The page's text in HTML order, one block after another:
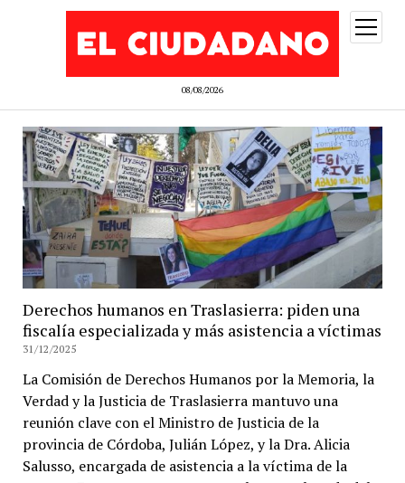
08/08/2026
abrir
menú
Derechos humanos en Traslasierra: piden una
fiscalía especializada y más asistencia a víctimas
31/12/2025
La Comisión de Derechos Humanos por la Memoria, la
Verdad y la Justicia de Traslasierra mantuvo una
reunión clave con el Ministro de Justicia de la
provincia de Córdoba, Julián López, y la Dra. Alicia
Salusso, encargada de asistencia a la víctima de la